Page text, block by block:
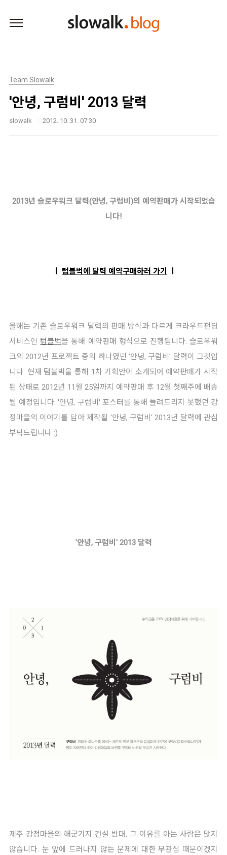
Team Slowalk
'안녕, 구럼비' 2013 달력
slowalk 2012. 10. 31. 07:30
2013년 슬로우워크 달력(안녕, 구럼비)의 예약판매가 시작되었습
니다!
텀블벅에 달력 예약구매하러 가기
올해는 기존 슬로우워크 달력의 판매 방식과 다르게 크라우드펀딩
서비스인 텀블벅을 통해 예약판매 형식으로 진행됩니다.슬로우워
크의 2012년 프로젝트 중의 하나였던 '안녕, 구럼비' 달력이 그것입
니다. 현재 텀블벅을 통해 1차 기획안이 소개되어 예약판매가 시작
된 상태로 2012년 11월 25일까지 예약판매 후 12월 첫째주에 배송
될 예정입니다. '안녕, 구럼비' 포스터를 통해 들려드리지 못했던 강
정마을의 이야기를 담아 제작될 '안녕, 구럼비' 2013년 달력에 관심
부탁드립니다 :)
'안녕, 구럼비' 2013 달력
제주 강정마을의 해군기지 건설 반대, 그 이유를 아는 사람은 많지
않습니다. 눈 앞에 드러나지 않는 문제에 대한 무관심 때문이겠지